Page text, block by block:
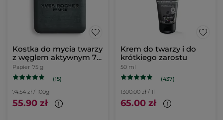
Kostka do mycia twarzy
z węglem aktywnym 75
g
Papier 75 g
(15)
74.54 zł / 100g
55.90 zł
Krem do twarzy i do
krótkiego zarostu
50 ml
(437)
1300.00 zł / 1l
65.00 zł